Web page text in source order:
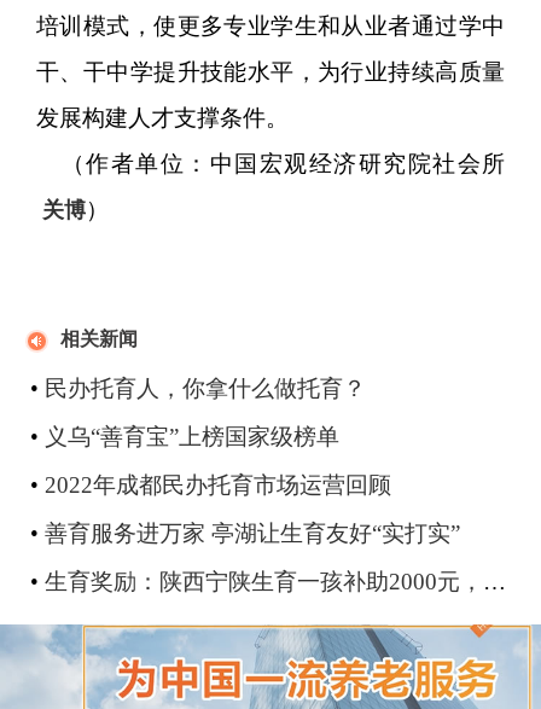
培训模式，使更多专业学生和从业者通过学中
干、干中学提升技能水平，为行业持续高质量
发展构建人才支撑条件。
（作者单位：中国宏观经济研究院社会所
关博）
相关新闻
• 民办托育人，你拿什么做托育？
• 义乌“善育宝”上榜国家级榜单
• 2022年成都民办托育市场运营回顾
• 善育服务进万家 亭湖让生育友好“实打实”
• 生育奖励：陕西宁陕生育一孩补助2000元，四川攀枝花三孩出生增长168.4%